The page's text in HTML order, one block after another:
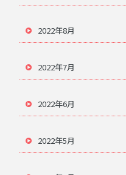
2022年8月
2022年7月
2022年6月
2022年5月